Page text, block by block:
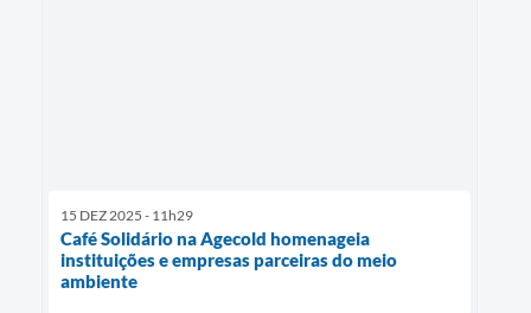
15 DEZ 2025 - 11h29
Café Solidário na Agecold homenageia
instituições e empresas parceiras do meio
ambiente